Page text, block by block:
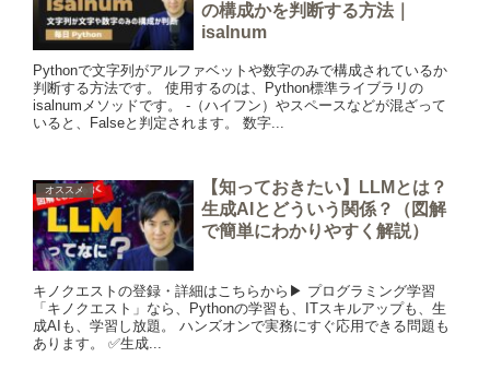
の構成かを判断する方法｜
isalnum
Pythonで文字列がアルファベットや数字のみで構成されているか
判断する方法です。 使用するのは、Python標準ライブラリの
isalnumメソッドです。 -（ハイフン）やスペースなどが混ざって
いると、Falseと判定されます。 数字...
オススメ
【知っておきたい】LLMとは？
生成AIとどういう関係？（図解
で簡単にわかりやすく解説）
キノクエストの登録・詳細はこちらから▶︎ プログラミング学習
「キノクエスト」なら、Pythonの学習も、ITスキルアップも、生
成AIも、学習し放題。 ハンズオンで実務にすぐ応用できる問題も
あります。 ✅生成...